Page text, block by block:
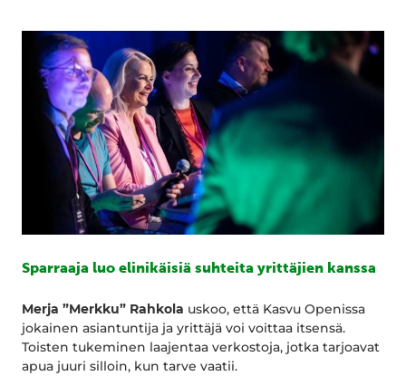
Sparraaja luo elinikäisiä suhteita yrittäjien kanssa
Merja ”Merkku” Rahkola uskoo, että Kasvu Openissa
jokainen asiantuntija ja yrittäjä voi voittaa itsensä.
Toisten tukeminen laajentaa verkostoja, jotka tarjoavat
apua juuri silloin, kun tarve vaatii.